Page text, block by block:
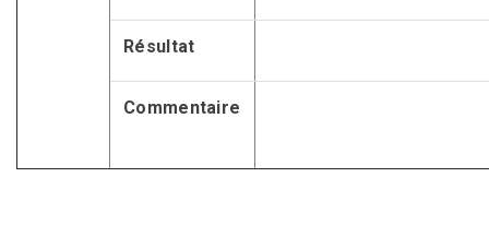
Résultat
Commentaire